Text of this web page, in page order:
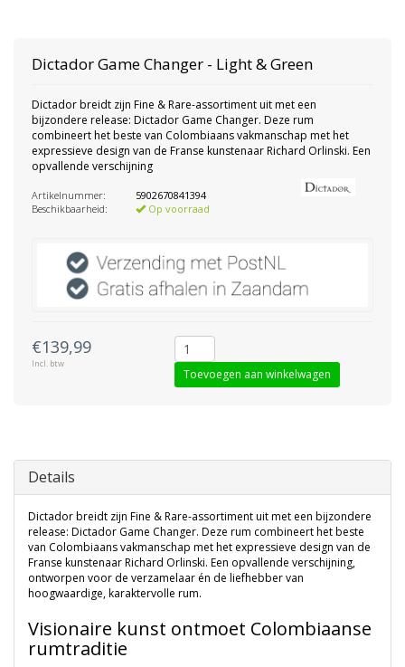
DictadorGame Changer - Light & Green
Dictador breidt zijn Fine & Rare-assortiment uit met een
bijzondere release: Dictador Game Changer. Deze rum
combineert het beste van Colombiaans vakmanschap met het
expressieve design van de Franse kunstenaar Richard Orlinski. Een
opvallende verschijning
Artikelnummer:
5902670841394
Beschikbaarheid:
Op voorraad
€139,99
Incl. btw
Toevoegen aan winkelwagen
Details
Dictador breidt zijn Fine & Rare-assortiment uit met een bijzondere
release: Dictador Game Changer. Deze rum combineert het beste
van Colombiaans vakmanschap met het expressieve design van de
Franse kunstenaar Richard Orlinski. Een opvallende verschijning,
ontworpen voor de verzamelaar én de liefhebber van
hoogwaardige, karaktervolle rum.
Visionaire kunst ontmoet Colombiaanse
rumtraditie